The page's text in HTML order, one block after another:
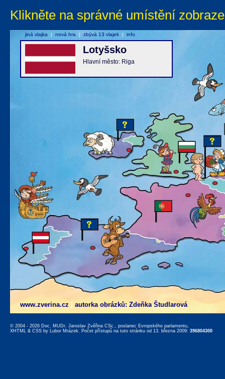
Klikněte na správné umístění
www.zverina.cz autorka obrázků: Zdeňka Študlarová
Lotyšsko
Hlavní město: Riga
jiná vlajka | nová hra | zbývá 13 vlajek | info
© 2004 - 2026 Doc. MUDr. Jaroslav Zvěřina CSc., poslanec Evropského parlamentu,
XHTML & CSS by Lubor Mrázek. Počet přístupů na tuto stránku od 13. března 2009: 396804300